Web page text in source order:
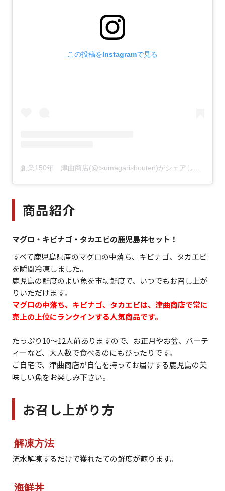
この投稿をInstagramで見る
商品紹介
マグロ・キビナゴ・タカエビの鹿児島丼セット！
すべて鹿児島県産のマグロの中落ち、キビナゴ、タカエビ
を瞬間冷凍しました。
鹿児島の鮮度のよい魚を市場鮮度で、いつでもお召し上が
りいただけます。
マグロの中落ち、キビナゴ、タカエビは、津曲商店で常に
売上の上位にランクインする人気商品です。
たっぷり10～12人前ありますので、お正月やお盆、パーテ
ィーなど、大人数で食べるのにもぴったりです。
ご自宅で、津曲商店が自信を持ってお届けする鹿児島の美
味しい魚をお楽しみ下さい。
お召し上がり方
解凍方法
流水解凍するだけで獲れたての鮮度が蘇ります。
海鮮丼